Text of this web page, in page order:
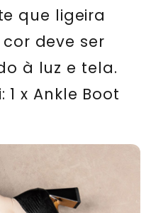
que ligeira
deve ser
à luz e tela.
x Ankle Boot